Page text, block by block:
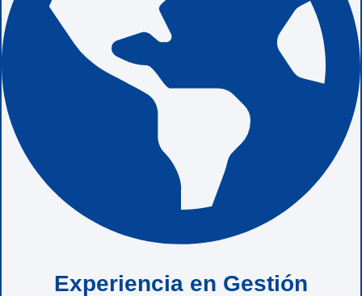
Experiencia en Gestión